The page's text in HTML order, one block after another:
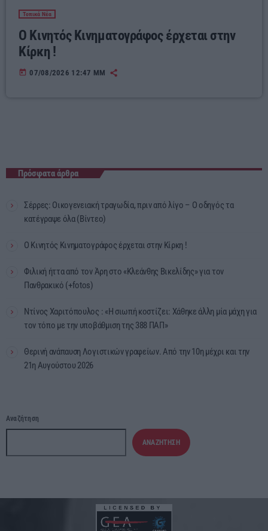
Τοπικά Νέα
Ο Κινητός Κινηματογράφος έρχεται στην
Κίρκη !
today 07/08/2026 12:47 ΜΜ
Πρόσφατα άρθρα
Σέρρες: Οικογενειακή τραγωδία, πριν από λίγο – Ο οδηγός τα
κατέγραψε όλα (Βίντεο)
Ο Κινητός Κινηματογράφος έρχεται στην Κίρκη !
Φιλική ήττα από τον Άρη στο «Κλεάνθης Βικελίδης» για τον
Πανθρακικό (+fotos)
Ντίνος Χαριτόπουλος : «Η σιωπή κοστίζει: Χάθηκε άλλη μία μάχη για
τον τόπο με την υποβάθμιση της 388 ΠΑΠ»
Θερινή ανάπαυση Λογιστικών γραφείων. Από την 10η μέχρι και την
21η Αυγούστου 2026
Αναζήτηση
ΑΝΑΖΉΤΗΣΗ